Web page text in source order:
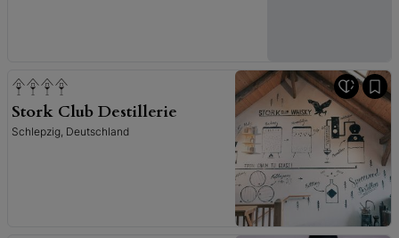
Stork Club Destillerie
Schlepzig, Deutschland